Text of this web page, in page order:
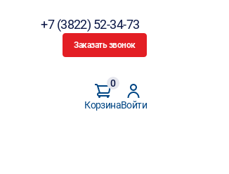
+7 (3822) 52-34-73
Заказать звонок
Корзина
0
Войти